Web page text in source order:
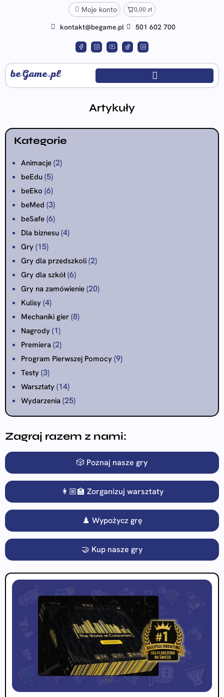
Moje konto 0,00 zł
kontakt@begame.pl 501 602 700
beGame.pl
Artykuły
Kategorie
Animacje (2)
beEdu (5)
beEko (6)
beMed (3)
beSafe (6)
Dla biznesu (4)
Gry (15)
Gry dla przedszkoli (2)
Gry dla szkół (6)
Gry na zamówienie (20)
Kulisy (4)
Mechaniki gier (8)
Nagrody (1)
Premiera (2)
Program Pierwszej Pomocy (9)
Testy (3)
Warsztaty (14)
Wydarzenia (25)
Zagraj razem z nami:
🎲 Poznaj nasze gry
👩🏼‍🏫 Zorganizuj warsztaty
♟️ Wypożycz grę
🤝 Kup nasze gry